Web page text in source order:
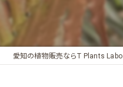
アガベ
ユッカ
サボテン
愛知の植物販売ならT Plants Labo